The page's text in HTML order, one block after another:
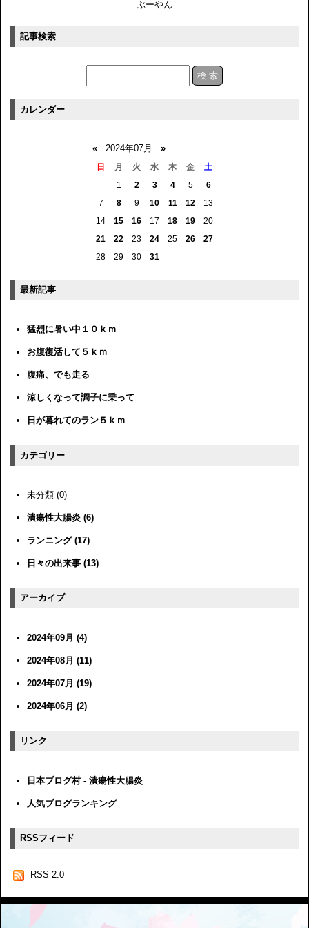
ぶーやん
記事検索
カレンダー
« 2024年07月 »
日 月 火 水 木 金
土
1
2 3 4 5
6
7
8 9 10 11 12
13
14
15 16 17 18 19
20
21
22 23 24 25 26
27
28
29 30 31
最新記事
猛烈に暑い中１０ｋｍ
お腹復活して５ｋｍ
腹痛、でも走る
涼しくなって調子に乗って
日が暮れてのラン５ｋｍ
カテゴリー
未分類 (0)
潰瘍性大腸炎 (6)
ランニング (17)
日々の出来事 (13)
アーカイブ
2024年09月 (4)
2024年08月 (11)
2024年07月 (19)
2024年06月 (2)
リンク
日本ブログ村 - 潰瘍性大腸炎
人気ブログランキング
RSSフィード
RSS 2.0